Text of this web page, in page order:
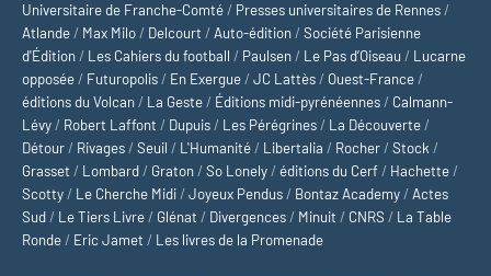
Universitaire de Franche-Comté/ Presses universitaires de Rennes/
Atlande/ Max Milo/ Delcourt /Auto-édition/Société Parisienne
d'Édition/ Les Cahiers du football / Paulsen/ Le Pas d’Oiseau / Lucarne
opposée/ Futuropolis/ En Exergue/JC Lattès/ Ouest-France/
éditions du Volcan/ La Geste/ Éditions midi-pyrénéennes/ Calmann-
Lévy/ Robert Laffont / Dupuis/ Les Pérégrines/ La Découverte/
Détour/ Rivages/Seuil / L'Humanité/ Libertalia / Rocher/Stock /
Grasset / Lombard/ Graton/So Lonely/éditions du Cerf/ Hachette/
Scotty/ Le Cherche Midi/Joyeux Pendus/ Bontaz Academy/Actes
Sud/ Le Tiers Livre/ Glénat / Divergences/ Minuit / CNRS / La Table
Ronde/ Eric Jamet / Les livres de la Promenade